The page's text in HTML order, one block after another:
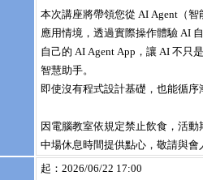
本次講座將帶領您從 AI Agent（
應用情境，透過實際操作體驗 AI
自己的 AI Agent App，讓 AI 不只
智慧助手。
即使沒有程式設計基礎，也能循序
因電腦教室依規定禁止飲食，活
中場休息時間提供點心，敬請與會
起：2026/06/22 17:00